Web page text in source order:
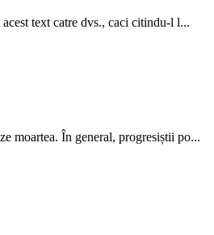
text catre dvs., caci citindu-l l...
moartea. În general, progresiștii po...